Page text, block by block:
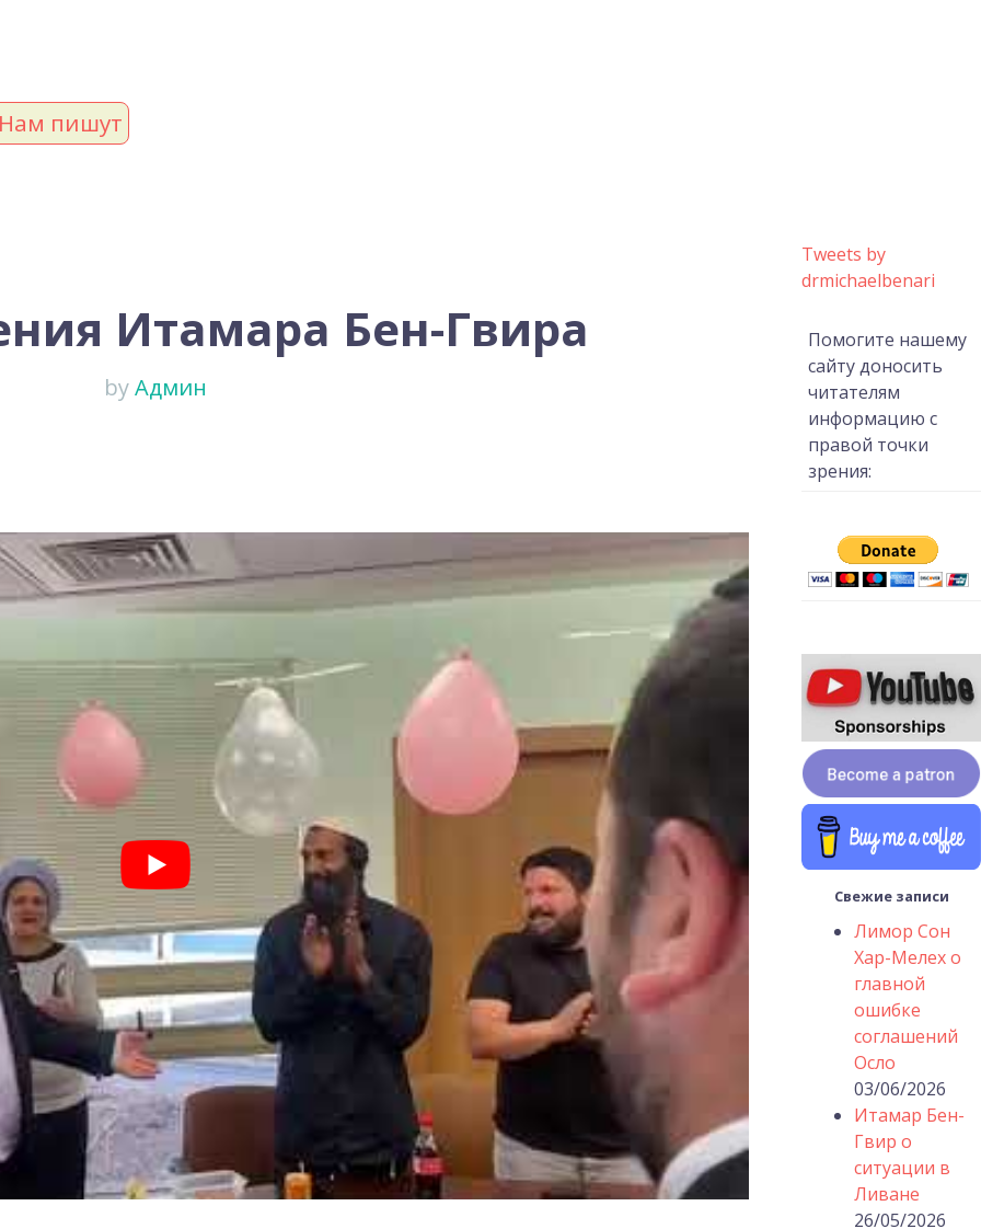
Нам пишут
Итамара Бен-Гвира
byАдмин
Tweets by
drmichaelbenari
Помогите нашему
сайту доносить
читателям
информацию с
правой точки
зрения:
Свежие записи
Лимор Сон
Хар-Мелех о
главной
ошибке
соглашений
Осло
03/06/2026
Итамар Бен-
Гвир о
ситуации в
Ливане
26/05/2026